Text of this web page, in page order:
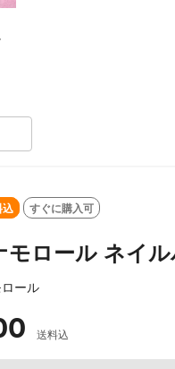
込 すぐに購入可
モロール ネイ
ール
送料込